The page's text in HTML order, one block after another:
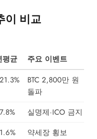
이 비교
평균
주요 이벤트
BTC 2,800만 원
돌파
실명제·ICO 금지
약세장 횡보